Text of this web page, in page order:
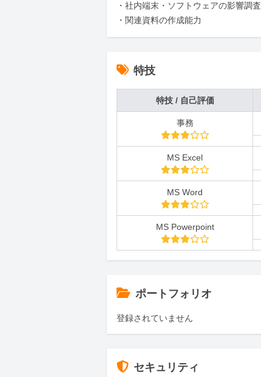
・社内端末・ソフトウェアの影響調査
・関連資料の作成能力
特技
特技 / 自己評価
事務
MS Excel
MS Word
MS Powerpoint
ポートフォリオ
登録されていません
セキュリティ